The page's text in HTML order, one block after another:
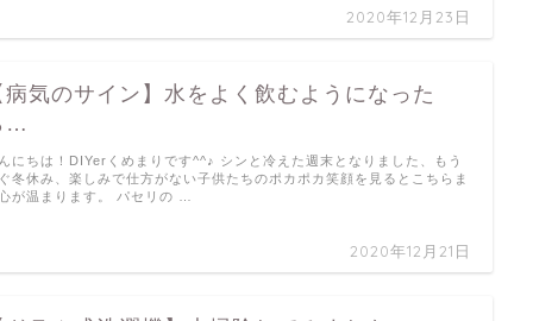
2020年12月23日
病気のサイン】水をよく飲むようになった
…
2020年12月21日
にちは！DIYerくめまりです^^♪ シンと冷えた週末となりました、もう
冬休み、楽しみで仕方がない子供たちのポカポカ笑顔を見るとこちらま
が温まります。 パセリの …